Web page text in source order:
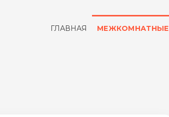
ГЛАВНАЯ МЕЖКОМНАТНЫЕ